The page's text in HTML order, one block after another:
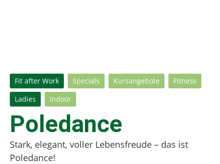
Fit after Work Specials Kursangebote Fitness
Ladies Indoor
Poledance
Stark, elegant, voller Lebensfreude – das ist
Poledance!